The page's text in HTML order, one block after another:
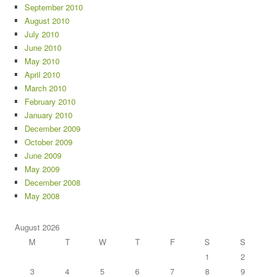
September 2010
August 2010
July 2010
June 2010
May 2010
April 2010
March 2010
February 2010
January 2010
December 2009
October 2009
June 2009
May 2009
December 2008
May 2008
August 2026
M
T W T F S
S
1
2
3
4 5 6 7 8
9